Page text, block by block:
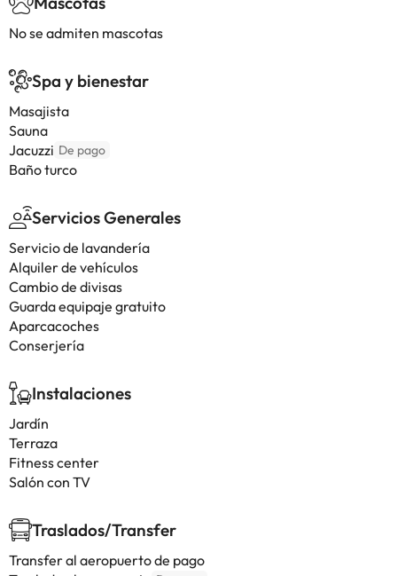
No se admiten mascotas
Spa y bienestar
Masajista
Sauna
Jacuzzi De pago
Baño turco
Servicios Generales
Servicio de lavandería
Alquiler de vehículos
Cambio de divisas
Guarda equipaje gratuito
Aparcacoches
Conserjería
Instalaciones
Jardín
Terraza
Fitness center
Salón con TV
Traslados/Transfer
Transfer al aeropuerto de pago